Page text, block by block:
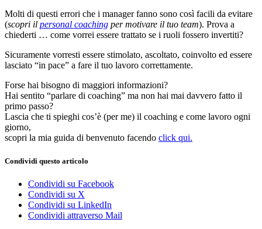
Molti di questi errori che i manager fanno sono così facili da evitare
(scopri il personal coaching per motivare il tuo team). Prova a
chiederti … come vorrei essere trattato se i ruoli fossero invertiti?
Sicuramente vorresti essere stimolato, ascoltato, coinvolto ed essere
lasciato “in pace” a fare il tuo lavoro correttamente.
Forse hai bisogno di maggiori informazioni?
Hai sentito “parlare di coaching” ma non hai mai davvero fatto il
primo passo?
Lascia che ti spieghi cos’è (per me) il coaching e come lavoro ogni
giorno,
scopri la mia guida di benvenuto facendo click qui.
Condividi questo articolo
Condividi su Facebook
Condividi su X
Condividi su LinkedIn
Condividi attraverso Mail